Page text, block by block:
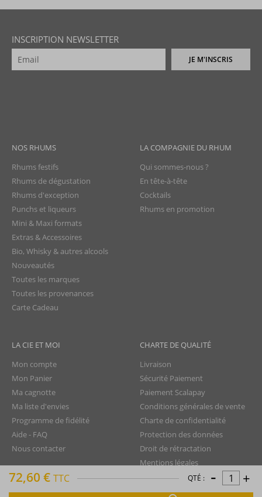
72,60 € TTC QTÉ : - +
INSCRIPTION NEWSLETTER
JE M'INSCRIS
NOS RHUMS
Rhums festifs
Rhums de dégustation
Rhums d'exception
Punchs et liqueurs
Mini & Maxi formats
Extras & Accessoires
Bio, Whisky & autres alcools
Nouveautés
Toutes les marques
Toutes les provenances
Carte Cadeau
LA COMPAGNIE DU RHUM
Qui sommes-nous ?
En tête-à-tête
Cocktails
Rhums en promotion
LA CIE ET MOI
Mon compte
Mon Panier
Ma cagnotte
Ma liste d'envies
Programme de fidélité
Aide - FAQ
Nous contacter
CHARTE DE QUALITÉ
Livraison
Sécurité Paiement
Paiement Scalapay
Conditions générales de vente
Charte de confidentialité
Protection des données
Droit de rétractation
Mentions légales
Plan du site